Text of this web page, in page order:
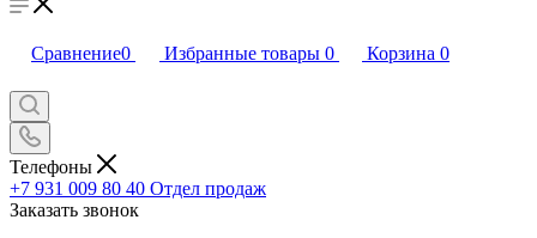
Сравнение0 Избранные товары 0 Корзина 0
Телефоны
+7 931 009 80 40 Отдел продаж
Заказать звонок